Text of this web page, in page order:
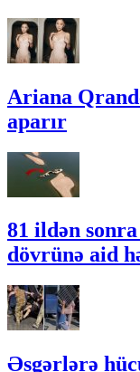
Ariana
aparır
81 ildən
dövrünə aid
Əsgərlərə